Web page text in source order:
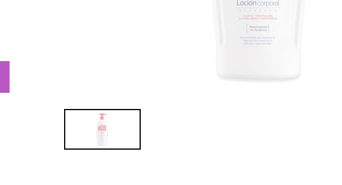
CREAR CUENTA